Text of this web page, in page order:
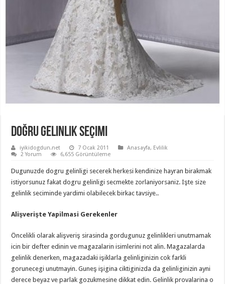
Doğru Gelinlik Seçimi
iyikidogdun.net 7 Ocak 2011 Anasayfa, Evlilik
2 Yorum
6,655 Görüntüleme
Dugunuzde dogru gelinligi secerek herkesi kendinize hayran birakmak
istiyorsunuz fakat dogru gelinligi secmekte zorlaniyorsaniz. Işte size
gelinlik seciminde yardimi olabilecek birkac tavsiye..
Alişverişte Yapilmasi Gerekenler
Öncelikli olarak alişveriş sirasinda gordugunuz gelinlikleri unutmamak
icin bir defter edinin ve magazalarin isimlerini not alin. Magazalarda
gelinlik denerken, magazadaki işiklarla gelinliginizin cok farkli
gorunecegi unutmayin. Guneş işigina ciktiginizda da gelinliginizin ayni
derece beyaz ve parlak gozukmesine dikkat edin. Gelinlik provalarina o